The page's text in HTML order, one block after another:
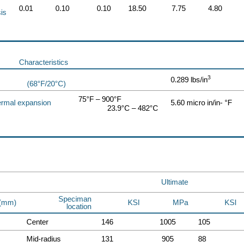
0.01 0.10 0.10 18.50 7.75 4.80
Characteristics
(68°F/20°C)
0.289 lbs/in3
expansion
75°F – 900°F
23.9°C – 482°C
5.60 micro in/in- °F
Ultimate
Speciman
location
KSI MPa KSI
Center 146 1005 105
Mid-radius 131 905 88